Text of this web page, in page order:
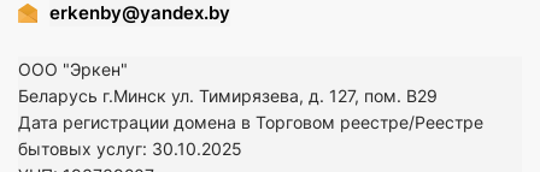
erkenby@yandex.by
ООО "Эркен"
Беларусь г.Минск ул. Тимирязева, д. 127, пом. В29
Дата регистрации домена в Торговом реестре/Реестре
бытовых услуг: 30.10.2025